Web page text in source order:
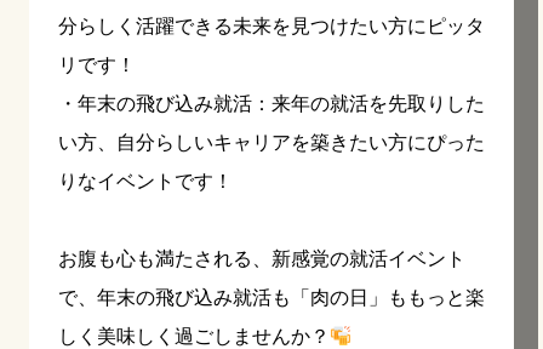
分らしく活躍できる未来を見つけたい方にピッタ
リです！
・年末の飛び込み就活：来年の就活を先取りした
い方、自分らしいキャリアを築きたい方にぴった
りなイベントです！
お腹も心も満たされる、新感覚の就活イベント
で、年末の飛び込み就活も「肉の日」ももっと楽
しく美味しく過ごしませんか？